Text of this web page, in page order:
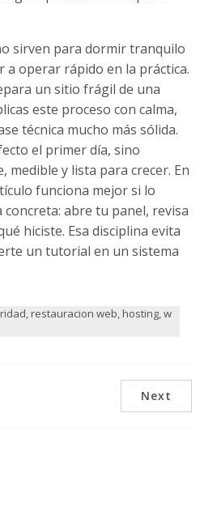
sirven para dormir tranquilo
operar rápido en la práctica.
un sitio frágil de una
este proceso con calma,
técnica mucho más sólida.
el primer día, sino
medible y lista para crecer. En
funciona mejor si lo
abre tu panel, revisa
hiciste. Esa disciplina evita
un tutorial en un sistema
restauracion web, hosting, w
Next